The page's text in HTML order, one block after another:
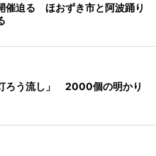
催迫る ほおずき市と阿波踊り
ろう流し」 2000個の明かり